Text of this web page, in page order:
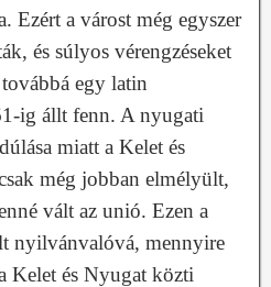
Ezért a várost még egyszer
és súlyos vérengzéseket
egy latin
ig állt fenn. A nyugati
miatt a Kelet és
még jobban elmélyült,
vált az unió. Ezen a
nyilvánvalóvá, mennyire
Kelet és Nyugat közti